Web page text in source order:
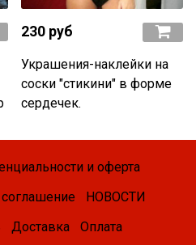
230 руб
Украшения-наклейки на
соски "стикини" в форме
сердечек.
и оферта
НОВОСТИ
Доставка Оплата